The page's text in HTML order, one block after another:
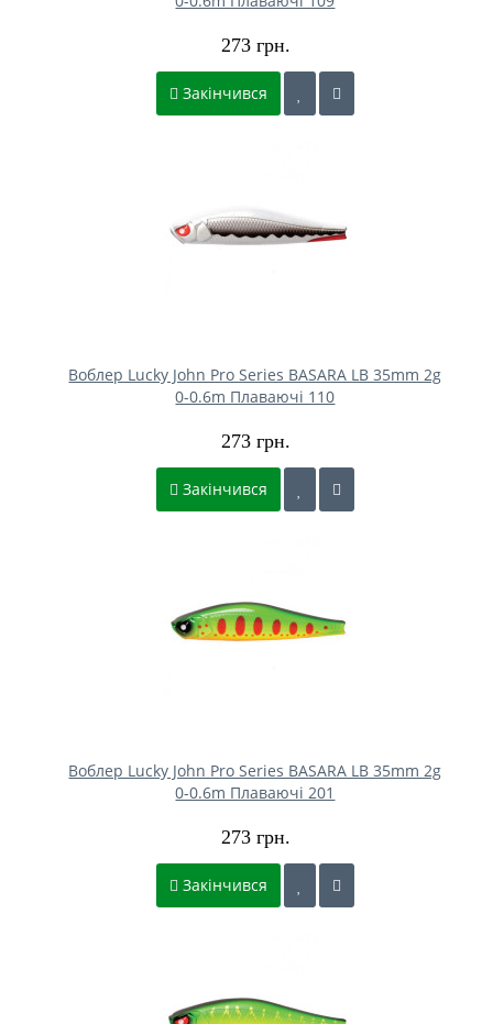
273 грн.
Закінчився
Воблер Lucky John Pro Series BASARA LB 35mm 2g
0-0.6m Плаваючі 110
273 грн.
Закінчився
Воблер Lucky John Pro Series BASARA LB 35mm 2g
0-0.6m Плаваючі 201
273 грн.
Закінчився